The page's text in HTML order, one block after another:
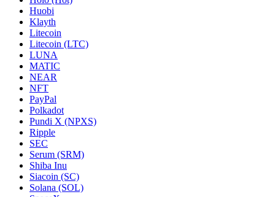
Huobi
Klayth
Litecoin
Litecoin (LTC)
LUNA
MATIC
NEAR
NFT
PayPal
Polkadot
Pundi X (NPXS)
Ripple
SEC
Serum (SRM)
Shiba Inu
Siacoin (SC)
Solana (SOL)